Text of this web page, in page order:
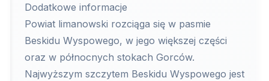
Dodatkowe informacje
Powiat limanowski rozciąga się w pasmie
Beskidu Wyspowego, w jego większej części
oraz w północnych stokach Gorców.
Najwyższym szczytem Beskidu Wyspowego jest